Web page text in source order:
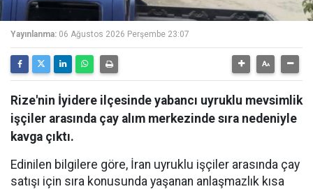
Yayınlanma: 06 Ağustos 2026 Perşembe 23:07
Rize'nin İyidere ilçesinde yabancı uyruklu mevsimlik
işçiler arasında çay alım merkezinde sıra nedeniyle
kavga çıktı.
Edinilen bilgilere göre, İran uyruklu işçiler arasında çay
satışı için sıra konusunda yaşanan anlaşmazlık kısa